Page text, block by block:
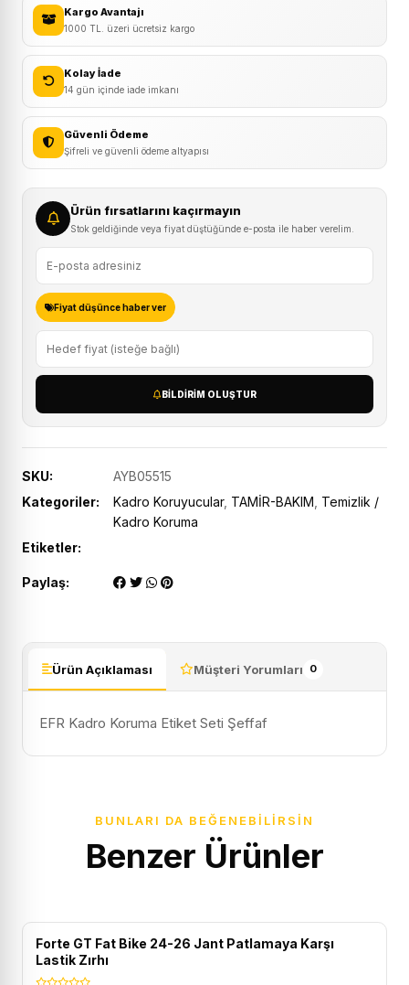
adetKargo Avantajı
1000 TL. üzeri ücretsiz kargo
Kolay İade
14 gün içinde iade imkanı
Güvenli Ödeme
Şifreli ve güvenli ödeme altyapısı
Ürün fırsatlarını kaçırmayın
Stok geldiğinde veya fiyat düştüğünde e-posta ile haber verelim.
Fiyat düşünce haber ver
BILDIRIM OLUŞTUR
SKU:
AYB05515
Kategoriler:
Kadro Koruyucular, TAMİR-BAKIM Temizlik /
Kadro Koruma
Etiketler:
Paylaş:
Ürün Açıklaması Müşteri Yorumları 0
EFR Kadro Koruma Etiket Seti Şeffaf
BUNLARI DA BEĞENEBILIRSIN
Benzer Ürünler
Forte GT Fat Bike 24-26 Jant Patlamaya Karşı
Lastik Zırhı